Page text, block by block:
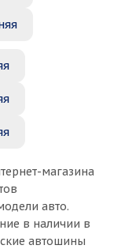
магазина
авто.
в наличии в
автошины